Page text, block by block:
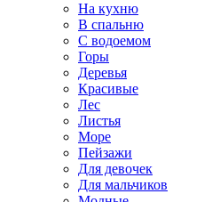
На кухню
В спальню
С водоемом
Горы
Деревья
Красивые
Лес
Листья
Море
Пейзажи
Для девочек
Для мальчиков